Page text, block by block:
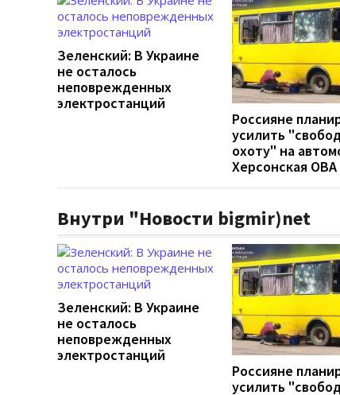
Зеленский: В Украине
не осталось
неповрежденных
электростанций
Россияне
усилить
охоту" на
Херсонская ОВА
Внутри "Новости bigmir)net
Зеленский: В Украине
не осталось
неповрежденных
электростанций
Россияне
усилить